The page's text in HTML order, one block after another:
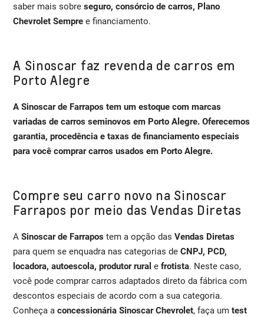
saber mais sobreseguro, consórcio de carros, Plano
Chevrolet Sempre e financiamento.
A Sinoscar faz revenda de carros em
Porto Alegre
A Sinoscar de Farrapos tem um estoque com marcas
variadas de carros seminovos em Porto Alegre. Oferecemos
garantia, procedência e taxas de financiamento especiais
para você comprar carros usados em Porto Alegre.
Compre seu carro novo na Sinoscar
Farrapos por meio das Vendas Diretas
ASinoscar de Farrapos tem a opção dasVendas Diretas
para quem se enquadra nas categorias deCNPJ, PCD,
locadora, autoescola, produtor ruralefrotista. Neste caso,
você pode comprar carros adaptados direto da fábrica com
descontos especiais de acordo com a sua categoria.
Conheça a concessionária Sinoscar Chevrolet, faça umtest